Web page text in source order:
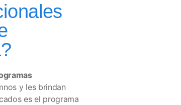
y les brindan
es el programa